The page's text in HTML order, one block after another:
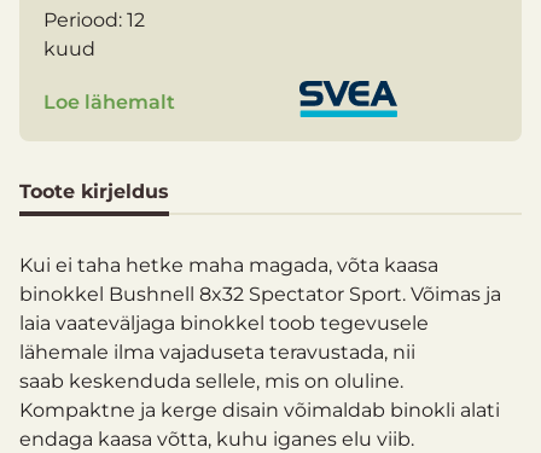
Periood: 12
kuud
Loe lähemalt
Toote kirjeldus
Kui ei taha hetke maha magada, võta kaasa
binokkel Bushnell 8x32 Spectator Sport. Võimas ja
laia vaateväljaga binokkel toob tegevusele
lähemale ilma vajaduseta teravustada, nii
saab keskenduda sellele, mis on oluline.
Kompaktne ja kerge disain võimaldab binokli alati
endaga kaasa võtta, kuhu iganes elu viib.